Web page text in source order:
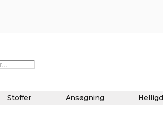
Stoffer Ansøgning